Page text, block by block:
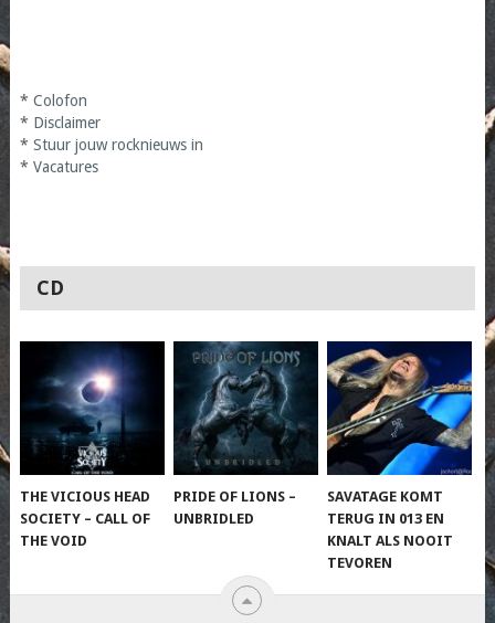
* Colofon
* Disclaimer
* Stuur jouw rocknieuws in
* Vacatures
CD
THE VICIOUS HEAD
SOCIETY – CALL OF
THE VOID
PRIDE OF LIONS –
UNBRIDLED
SAVATAGE KOMT
TERUG IN 013 EN
KNALT ALS NOOIT
TEVOREN